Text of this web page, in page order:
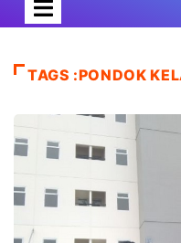
TAGS :PONDOK